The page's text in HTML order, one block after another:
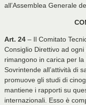
all’Assemblea Generale
Art. 24– Il Comitato
Consiglio Direttivo ad
rimangono in carica per
Sovrintende all’attività di
promuove gli studi di
mantiene i rapporti su
internazionali. Esso è